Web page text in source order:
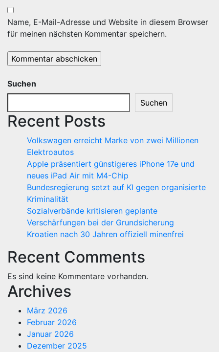
Name, E-Mail-Adresse und Website in diesem Browser
für meinen nächsten Kommentar speichern.
Suchen
Suchen
Recent Posts
Volkswagen erreicht Marke von zwei Millionen
Elektroautos
Apple präsentiert günstigeres iPhone 17e und
neues iPad Air mit M4-Chip
Bundesregierung setzt auf KI gegen organisierte
Kriminalität
Sozialverbände kritisieren geplante
Verschärfungen bei der Grundsicherung
Kroatien nach 30 Jahren offiziell minenfrei
Recent Comments
Es sind keine Kommentare vorhanden.
Archives
März 2026
Februar 2026
Januar 2026
Dezember 2025